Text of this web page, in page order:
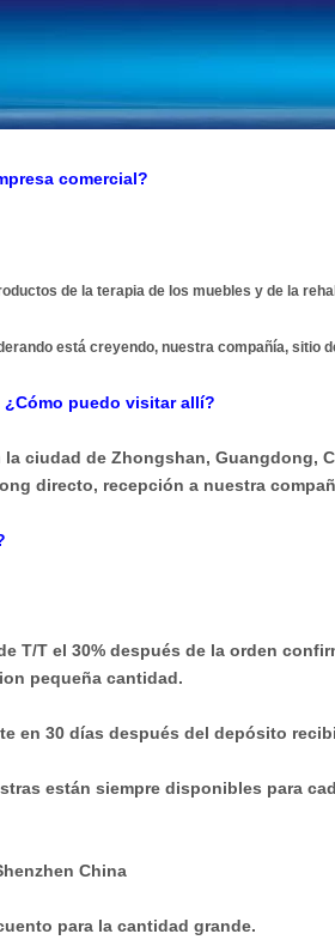
comercial?
de la terapia de los muebles y de la
está creyendo, nuestra compañía, sitio
puedo visitar allí?
ciudad de Zhongshan, Guangdong,
directo, recepción a nuestra
T/T el 30% después de la orden
pequeña cantidad.
en 30 días después del depósito
están siempre disponibles para
China
para la cantidad grande.